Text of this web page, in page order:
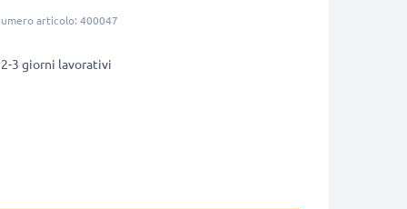
articolo: 400047
2-3 giorni lavorativi